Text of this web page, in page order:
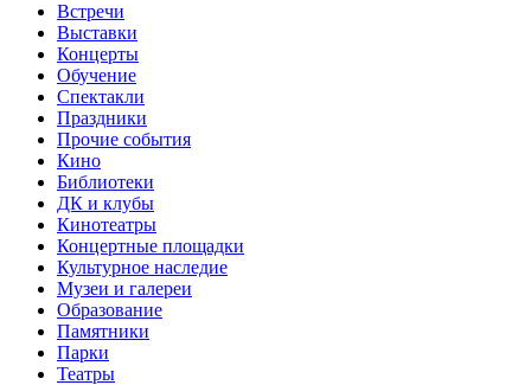
Встречи
Выставки
Концерты
Обучение
Спектакли
Праздники
Прочие события
Кино
Библиотеки
ДК и клубы
Кинотеатры
Концертные площадки
Культурное наследие
Музеи и галереи
Образование
Памятники
Парки
Театры